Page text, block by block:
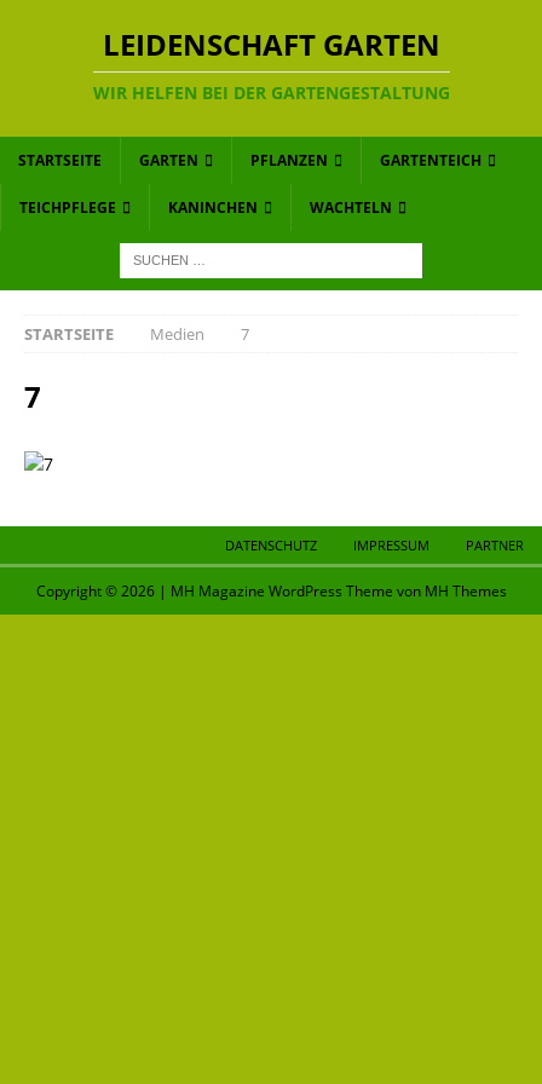
LEIDENSCHAFT GARTEN
WIR HELFEN BEI DER GARTENGESTALTUNG
STARTSEITE GARTEN PFLANZEN GARTENTEICH
TEICHPFLEGE KANINCHEN WACHTELN
STARTSEITE Medien 7
7
DATENSCHUTZ IMPRESSUM PARTNER
Copyright © 2026 | MH Magazine WordPress Theme von MH Themes